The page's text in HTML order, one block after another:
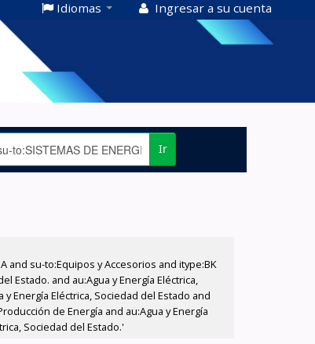
Idiomas Ingresar a su cuenta
Ir
and su-to:Equipos y Accesorios and itype:BK
Estado. and au:Agua y Energía Eléctrica,
Energía Eléctrica, Sociedad del Estado and
de Energía and au:Agua y Energía
Sociedad del Estado.'